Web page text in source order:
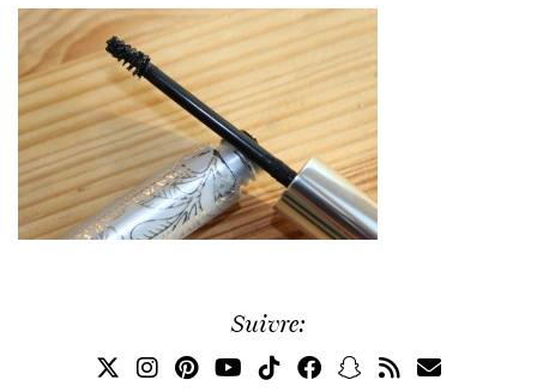
Suivre: